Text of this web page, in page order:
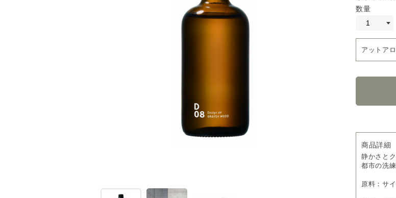
数量
アットア
商品詳細
静かさと
都市の洗
原料：サ